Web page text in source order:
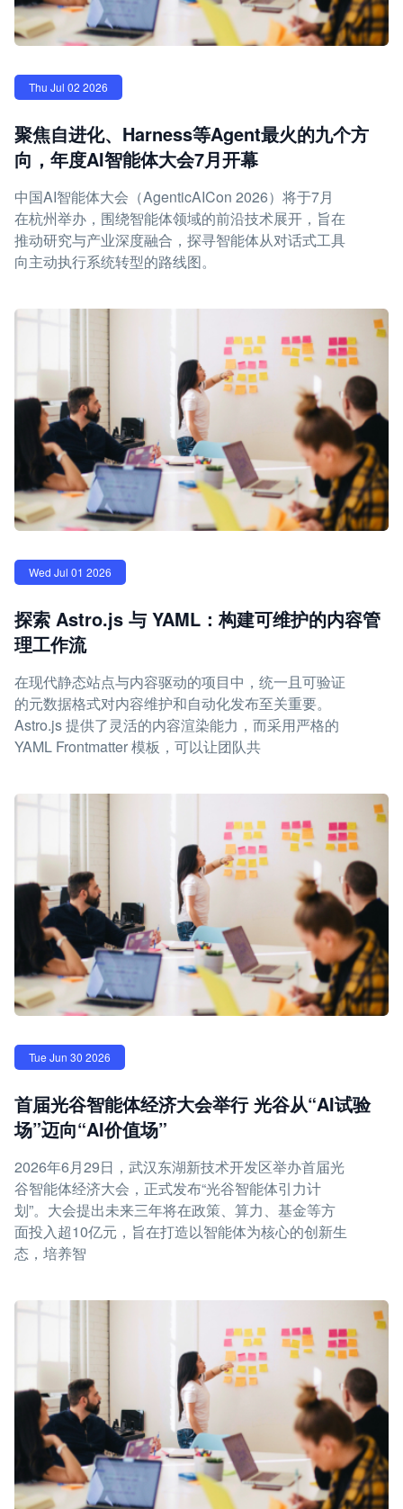
Thu Jul 02 2026
聚焦自进化、Harness等Agent最火的九个方
向，年度AI智能体大会7月开幕
中国AI智能体大会（AgenticAICon 2026）将于7月
在杭州举办，围绕智能体领域的前沿技术展开，旨在
推动研究与产业深度融合，探寻智能体从对话式工具
向主动执行系统转型的路线图。
Wed Jul 01 2026
探索 Astro.js 与 YAML：构建可维护的内容管
理工作流
在现代静态站点与内容驱动的项目中，统一且可验证
的元数据格式对内容维护和自动化发布至关重要。
Astro.js 提供了灵活的内容渲染能力，而采用严格的
YAML Frontmatter 模板，可以让团队共
Tue Jun 30 2026
首届光谷智能体经济大会举行 光谷从“AI试验
场”迈向“AI价值场”
2026年6月29日，武汉东湖新技术开发区举办首届光
谷智能体经济大会，正式发布“光谷智能体引力计
划”。大会提出未来三年将在政策、算力、基金等方
面投入超10亿元，旨在打造以智能体为核心的创新生
态，培养智